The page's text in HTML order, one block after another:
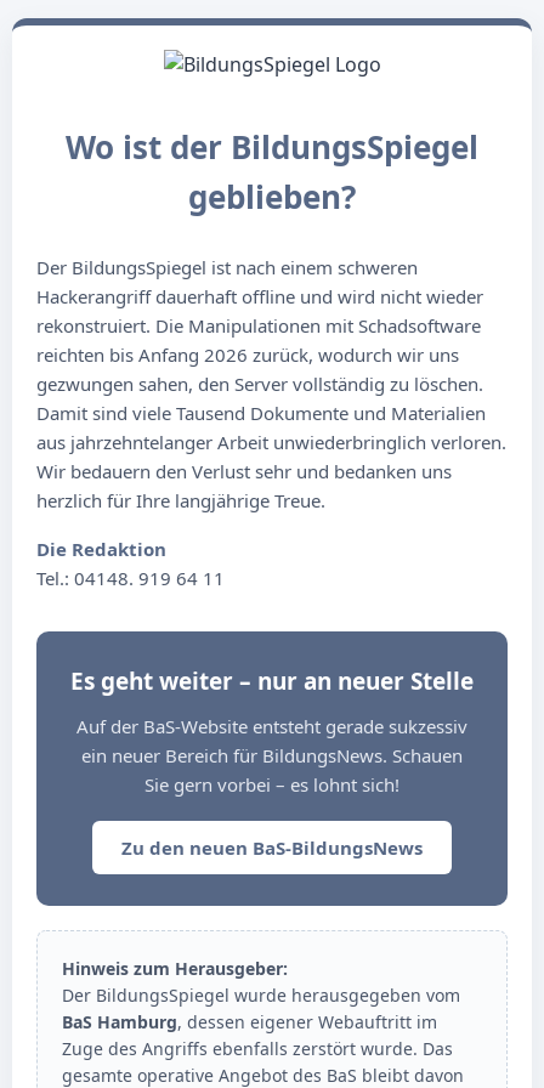
Wo ist der BildungsSpiegel
geblieben?
Der BildungsSpiegel ist nach einem schweren
Hackerangriff dauerhaft offline und wird nicht wieder
rekonstruiert. Die Manipulationen mit Schadsoftware
reichten bis Anfang 2026 zurück, wodurch wir uns
gezwungen sahen, den Server vollständig zu löschen.
Damit sind viele Tausend Dokumente und Materialien
aus jahrzehntelanger Arbeit unwiederbringlich verloren.
Wir bedauern den Verlust sehr und bedanken uns
herzlich für Ihre langjährige Treue.
Die Redaktion
Tel.: 04148. 919 64 11
Es geht weiter – nur an neuer Stelle
Auf der BaS-Website entsteht gerade sukzessiv
ein neuer Bereich für BildungsNews. Schauen
Sie gern vorbei – es lohnt sich!
Zu den neuen BaS-BildungsNews
Hinweis zum Herausgeber:
Der BildungsSpiegel wurde herausgegeben vom
BaS Hamburg, dessen eigener Webauftritt im
Zuge des Angriffs ebenfalls zerstört wurde. Das
gesamte operative Angebot des BaS bleibt davon